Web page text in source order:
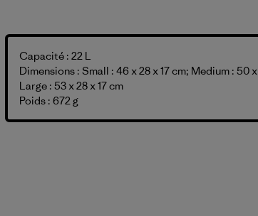
Capacité : 22 L
Dimensions : Small : 46 x 28 x 17 cm; Medium : 50 x
Large : 53 x 28 x 17 cm
Poids : 672 g